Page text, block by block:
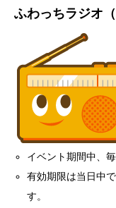
ふわっちラジオ（
イベント期間中、
有効期限は当日中
す。